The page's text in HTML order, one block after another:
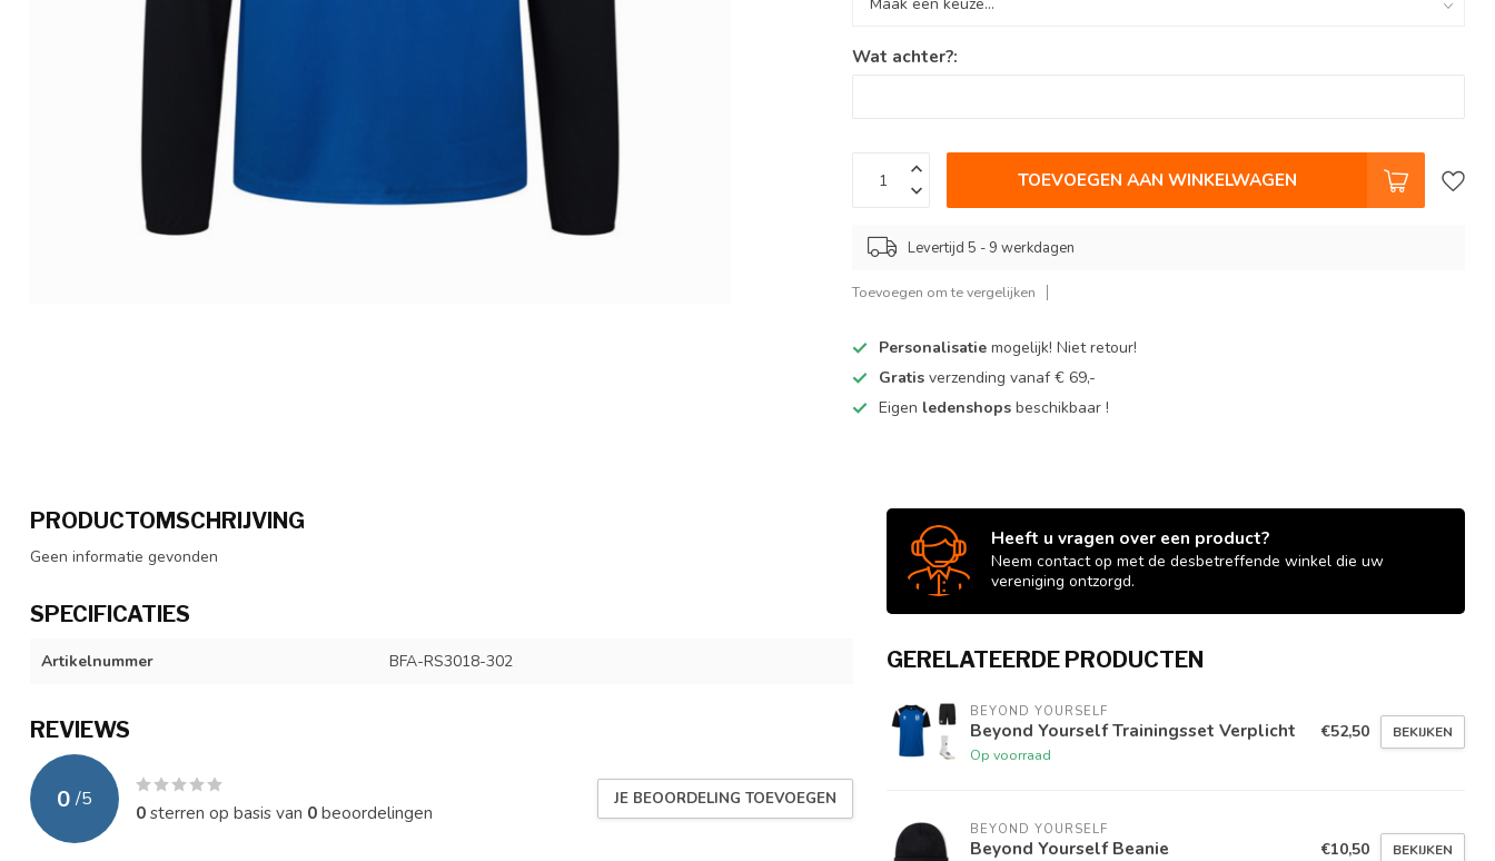
Wat achter?:
TOEVOEGEN AAN WINKELWAGEN
Levertijd 5 - 9 werkdagen
Toevoegen om te vergelijken
Personalisatie mogelijk! Niet retour!
Gratisverzending vanaf € 69,-
Eigen ledenshopsbeschikbaar !
PRODUCTOMSCHRIJVING
Geen informatie gevonden
SPECIFICATIES
Artikelnummer BFA-RS3018-302
REVIEWS
0 /5
0sterren op basis van 0beoordelingen
JE BEOORDELING TOEVOEGEN
Heeft u vragen over een product?
Neem contact op met de desbetreffende winkel die uw
vereniging ontzorgd.
GERELATEERDE PRODUCTEN
BEYOND YOURSELF
Beyond Yourself Trainingsset Verplicht
Op voorraad
€52,50 BEKIJKEN
BEYOND YOURSELF
Beyond Yourself Beanie €10,50 BEKIJKEN